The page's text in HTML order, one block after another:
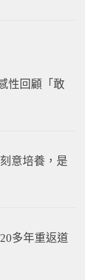
性回顧「敢
意培養，是
多年重返道